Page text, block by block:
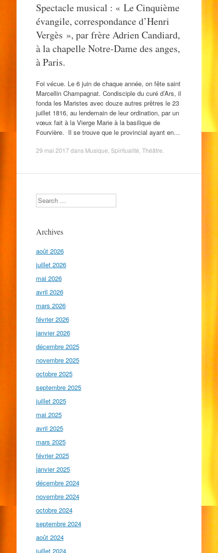
Spectacle musical : « Le Cinquième
évangile, correspondance d’Henri
Vergès », par frère Adrien Candiard,
à la chapelle Notre-Dame des anges,
à Paris.
Foi vécue. Le 6 juin de chaque année, on fête saint
Marcellin Champagnat. Condisciple du curé d’Ars, il
fonda les Maristes avec douze autres prêtres le 23
juillet 1816, au lendemain de leur ordination, par un
vœux fait à la Vierge Marie à la basilique de
Fourvière. Il se trouve que le provincial ayant en…
29 mai 2017 dans Musique Spiritualité Théâtre
Search
Archives
août 2026
juillet 2026
mai 2026
avril 2026
mars 2026
février 2026
janvier 2026
décembre 2025
novembre 2025
octobre 2025
septembre 2025
juillet 2025
mai 2025
avril 2025
mars 2025
février 2025
janvier 2025
décembre 2024
novembre 2024
octobre 2024
septembre 2024
août 2024
juillet 2024